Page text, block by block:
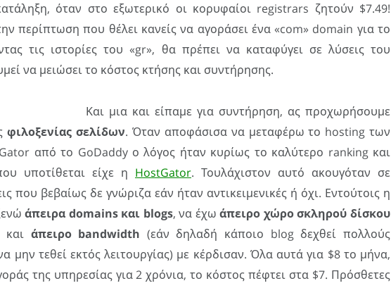
όταν στο εξωτερικό οι κορυφαίοι registrars ζητούν $7.49!
περίπτωση που θέλει κανείς να αγοράσει ένα «com» domain για το
τις ιστορίες του «gr», θα πρέπει να καταφύγει σε λύσεις του
να μειώσει το κόστος κτήσης και συντήρησης.
Και μια και είπαμε για συντήρηση, ας προχωρήσουμε
φιλοξενίας σελίδων. Όταν αποφάσισα να μεταφέρω το hosting των
από το GoDaddy ο λόγος ήταν κυρίως το καλύτερο ranking και
υποτίθεται είχε η HostGator. Τουλάχιστον αυτό ακουγόταν σε
που βεβαίως δε γνώριζα εάν ήταν αντικειμενικές ή όχι. Εντούτοις η
άπειρα domains και blogs, να έχωάπειρο χώρο σκληρού δίσκου
και άπειρο bandwidth (εάν δηλαδή κάποιο blog δεχθεί πολλούς
μην τεθεί εκτός λειτουργίας) με κέρδισαν. Όλα αυτά για $8 το μήνα,
της υπηρεσίας για 2 χρόνια, το κόστος πέφτει στα $7. Πρόσθετες